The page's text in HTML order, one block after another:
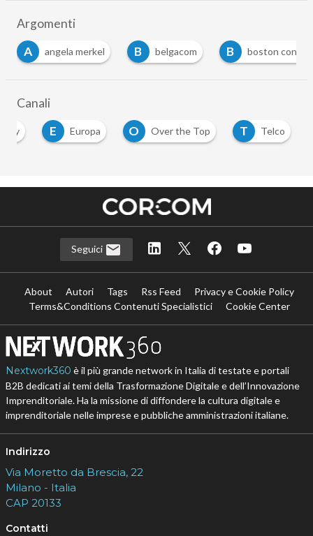
Argomenti
A
angela merkel B belgacom B boston
Canali
E Europa O Over the Top T Telco
Seguici
About Autori Tags Rss Feed
Privacy e Cookie Policy
Terms&Conditions Contenuti Specialistici
Cookie Center
Nextwork360 è il più grande network in Italia di testate e portali
B2B dedicati ai temi della Trasformazione Digitale e dell’Innovazione
Imprenditoriale. Ha la missione di diffondere la cultura digitale e
imprenditoriale nelle imprese e pubbliche amministrazioni italiane.
Indirizzo
Via Moretto da Brescia, 22
Milano - Italia
CAP 20133
Contatti